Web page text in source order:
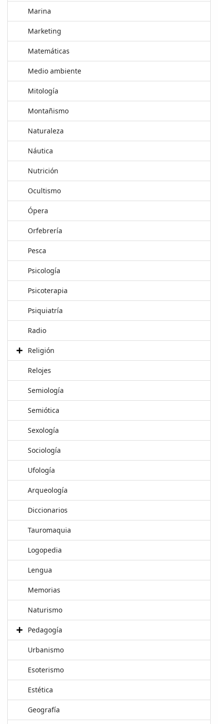
Marina
Marketing
Matemáticas
Medio ambiente
Mitología
Montañismo
Naturaleza
Náutica
Nutrición
Ocultismo
Ópera
Orfebrería
Pesca
Psicología
Psicoterapia
Psiquiatría
Radio
Religión
Relojes
Semiología
Semiótica
Sexología
Sociología
Ufología
Arqueología
Diccionarios
Tauromaquia
Logopedia
Lengua
Memorias
Naturismo
Pedagogía
Urbanismo
Esoterismo
Estética
Geografía